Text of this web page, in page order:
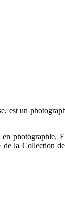
est un
en photographie.
la Collection